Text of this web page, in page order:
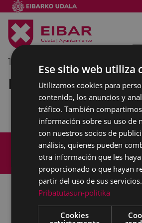
14/02/2022
Reunión interna
Política de cookies
Accesibilidad
Ese sitio web utiliza
Utilizamos cookies para
contenido, los anuncios y
tráfico. También compartimos
información sobre su uso de
con nuestros socios de
análisis, quienes pueden
otra información que les haya
proporcionado o que hayan
partir del uso de sus servicios.
Pribatutasun-politika
Cookies